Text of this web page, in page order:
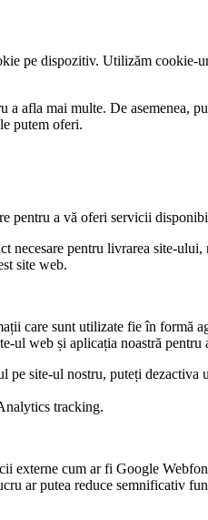
pe dispozitiv. Utilizăm cookie-
a afla mai multe. De asemenea,
putem oferi.
pentru a vă oferi servicii
necesare pentru livrarea site-
site web.
care sunt utilizate fie în formă
ul web și aplicația noastră
pe site-ul nostru, puteți dezactiva
tracking.
externe cum ar fi Google
ar putea reduce semnificativ